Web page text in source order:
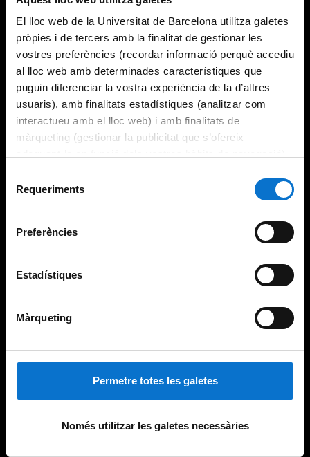
El lloc web de la Universitat de Barcelona utilitza galetes
pròpies i de tercers amb la finalitat de gestionar les
vostres preferències (recordar informació perquè accediu
al lloc web amb determinades característiques que
puguin diferenciar la vostra experiència de la d’altres
usuaris), amb finalitats estadístiques (analitzar com
interactueu amb el lloc web) i amb finalitats de
màrqueting (gestionar la publicitat que s’ofereix
consultar laPolítica de galetes del lloc web de la
Requeriments
Preferències
Estadístiques
Màrqueting
Permetre totes les galetes
Només utilitzar les galetes necessàries